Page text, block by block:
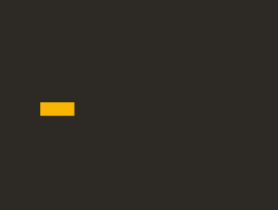
-